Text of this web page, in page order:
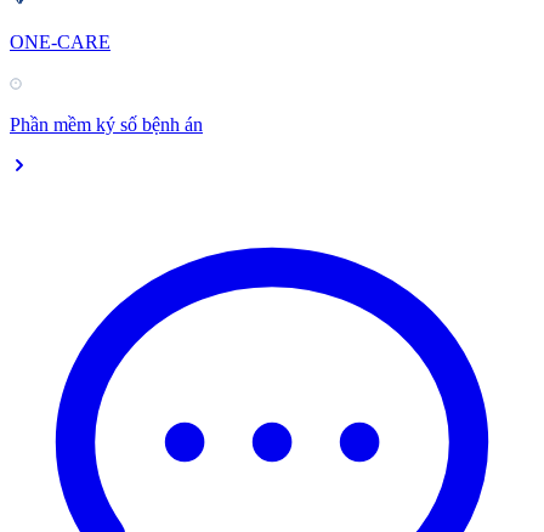
ONE-CARE
Phần mềm ký số bệnh án